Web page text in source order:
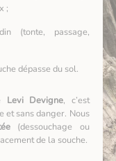
;
(tonte, passage,
dépasse du sol.
Levi Devigne, c’est
et sans danger. Nous
(dessouchage ou
de la souche.